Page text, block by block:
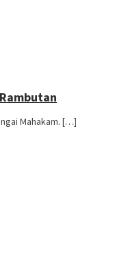
Mahakam. […]